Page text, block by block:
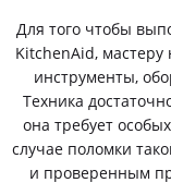
Для того чтобы
KitchenAid,
инструменты,
Техника
она требует
случае поломки
и проверенным